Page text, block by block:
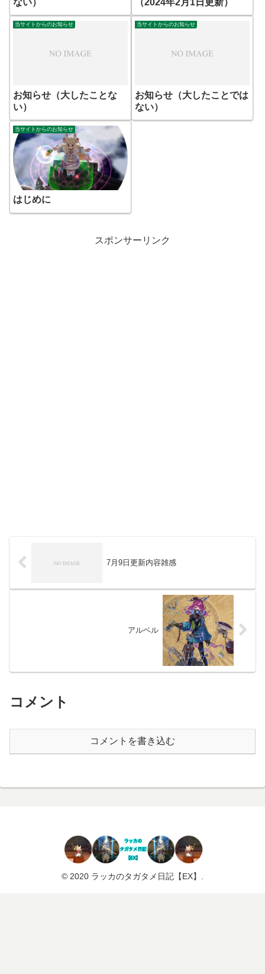
当サイトからのお知らせ
お知らせ（大したことな
い）
当サイトからのお知らせ
お知らせ（大したことでは
ない）
当サイトからのお知らせ
はじめに
スポンサーリンク
7月9日更新内容雑感
アルベル
コメント
コメントを書き込む
© 2020 ラッカのタガタメ日記【EX】.